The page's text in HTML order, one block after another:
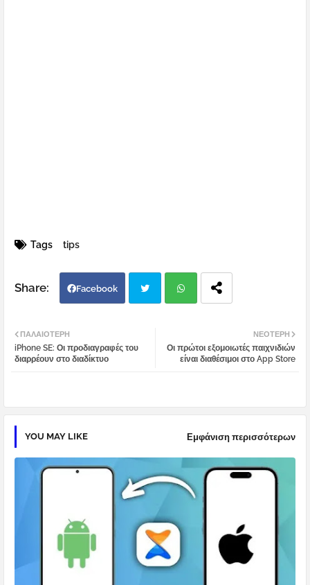
Tags tips
Facebook
tter atsa
ΝΕΌΤΕΡΗ
Οι πρώτοι εξομοιωτές παιχνιδιών
είναι διαθέσιμοι στο App Store
ΠΑΛΑΙΌΤΕΡΗ
iPhone SE: Οι προδιαγραφές του
διαρρέουν στο διαδίκτυο
YOU MAY LIKE Εμφάνιση περισσότερων